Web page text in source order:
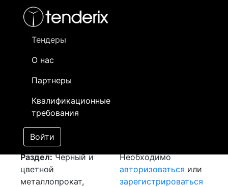
Тендеры
О нас
Партнеры
Квалификационные
требования
Войти
- активный лот
- сохраненный лот (не опубликован)
Закупка: Лист
[Завершен]
Лот №:
АУКЦИОН (покупка
товара)
Раздел:Черный и
цветной
металлопрокат,
Необходимо
авторизоваться или
зарегистрироваться